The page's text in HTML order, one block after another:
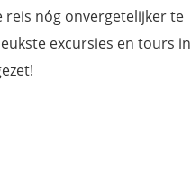
reis nóg onvergetelijker te
excursies en tours in